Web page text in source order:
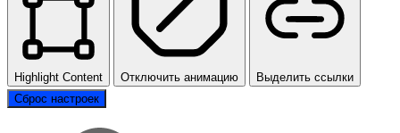
Highlight Content Отключить анимацию
Выделить ссылки
Сброс настроек